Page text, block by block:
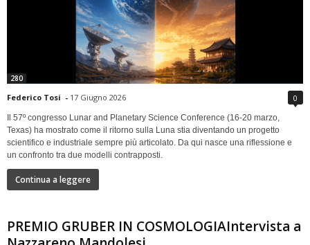
280
Federico Tosi - 17 Giugno 2026 0
Il 57º congresso Lunar and Planetary Science Conference (16-20 marzo,
Texas) ha mostrato come il ritorno sulla Luna stia diventando un progetto
scientifico e industriale sempre più articolato. Da qui nasce una riflessione e
un confronto tra due modelli contrapposti.
Continua a leggere
PREMIO GRUBER IN COSMOLOGIAIntervista a